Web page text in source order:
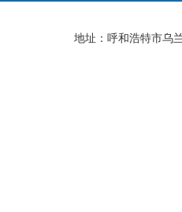
地址：呼和浩特市乌